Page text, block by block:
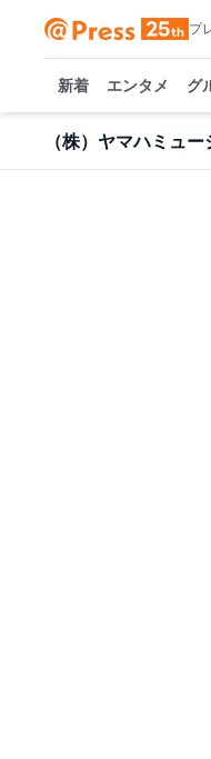
プ
新着 エンタメ グ
（株）ヤマハミュ